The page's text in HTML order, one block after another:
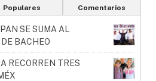
Populares Comentarios
SE SUMA AL
BACHEO
RECORREN TRES